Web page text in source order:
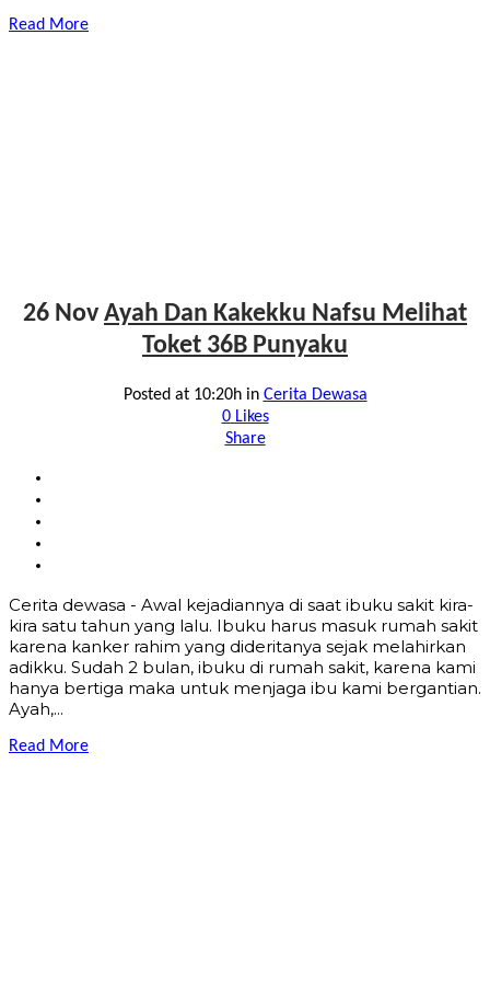
Read More
26 Nov Ayah Dan Kakekku Nafsu Melihat
Toket 36B Punyaku
Posted at 10:20hin Cerita Dewasa
0Likes
Share
Cerita dewasa - Awal kejadiannya di saat ibuku sakit kira-
kira satu tahun yang lalu. Ibuku harus masuk rumah sakit
karena kanker rahim yang dideritanya sejak melahirkan
adikku. Sudah 2 bulan, ibuku di rumah sakit, karena kami
hanya bertiga maka untuk menjaga ibu kami bergantian.
Ayah,...
Read More